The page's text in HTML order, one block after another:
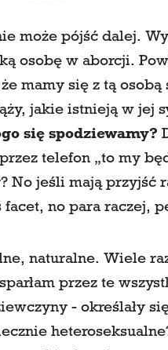
może pójść dalej.
osobę w aborcji.
mamy się z tą
jakie istnieją w jej
się spodziewamy?
telefon „to my
No jeśli mają przyjść
no para raczej,
naturalne. Wiele
przez te
- określały